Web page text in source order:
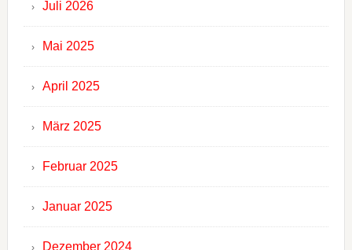
Juli 2026
Mai 2025
April 2025
März 2025
Februar 2025
Januar 2025
Dezember 2024